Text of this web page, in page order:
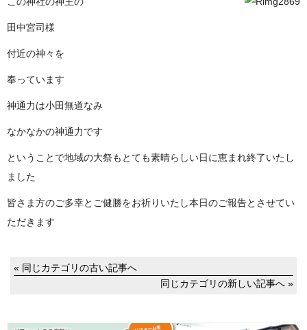
田中宮司様
付近の神々を
奉っています
神通力は小田無道なみ
なかなかの神通力です
ということで地域の大祭もとても素晴らしい日に恵まれ終了いたし
ました
皆さま方のご多幸とご健勝をお祈りいたし本日のご報告とさせてい
ただきます
« 同じカテゴリの古い記事へ
同じカテゴリの新しい記事へ »